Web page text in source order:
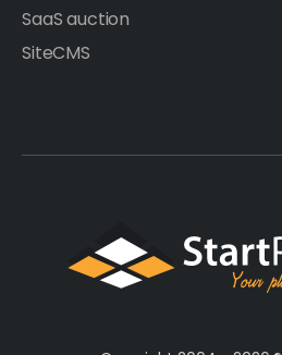
SaaS auction
SiteCMS